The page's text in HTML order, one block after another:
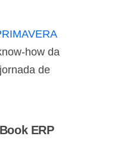
how da
de
ERP